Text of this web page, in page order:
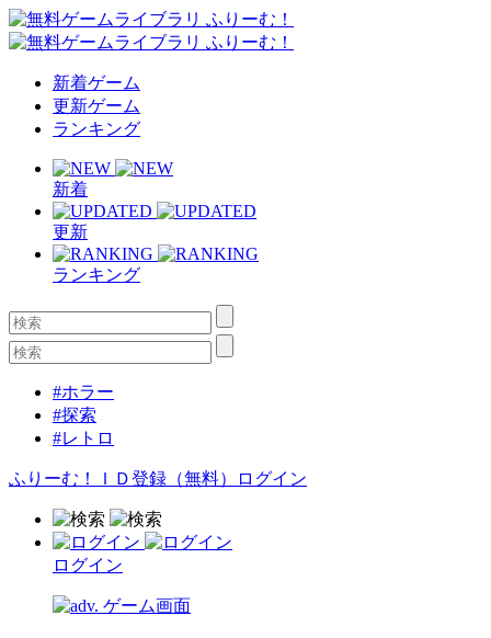
新着ゲーム
更新ゲーム
ランキング
新着
更新
ランキング
#ホラー
#探索
#レトロ
ふりーむ！ＩＤ登録（無料） ログイン
ログイン